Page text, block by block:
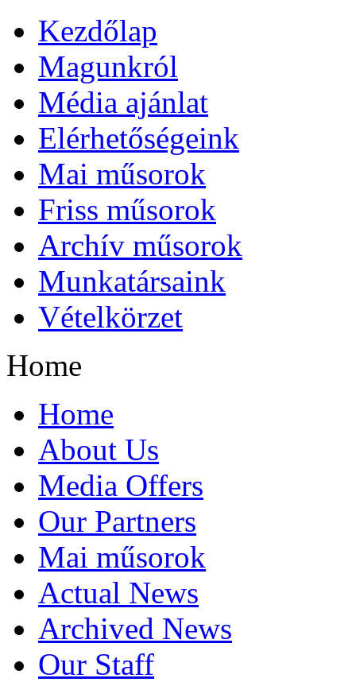
Kezdőlap
Magunkról
Média ajánlat
Elérhetőségeink
Mai műsorok
Friss műsorok
Archív műsorok
Munkatársaink
Vételkörzet
Home
Home
About Us
Media Offers
Our Partners
Mai műsorok
Actual News
Archived News
Our Staff